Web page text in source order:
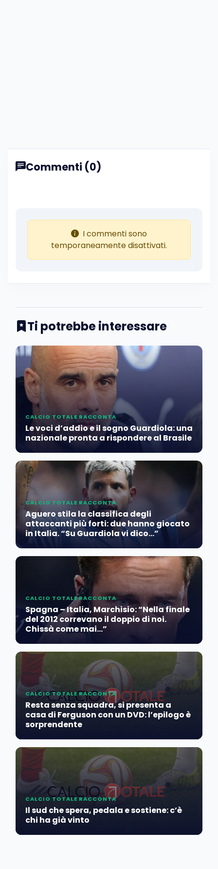
Commenti (0)
I commenti sono
temporaneamente disattivati.
Ti potrebbe interessare
CALCIO TOTALE RACCONTA
Le voci d’addio e il sogno Guardiola: una
nazionale pronta a rispondere al Brasile
CALCIO TOTALE RACCONTA
Aguero stila la classifica degli
attaccanti più forti: due hanno giocato
in Italia. “Su Guardiola vi dico…”
CALCIO TOTALE RACCONTA
Spagna – Italia, Marchisio: “Nella finale
del 2012 correvano il doppio di noi.
Chissà come mai…”
CALCIO TOTALE RACCONTA
Resta senza squadra, si presenta a
casa di Ferguson con un DVD: l’epilogo è
sorprendente
CALCIO TOTALE RACCONTA
Il sud che spera, pedala e sostiene: c’è
chi ha già vinto